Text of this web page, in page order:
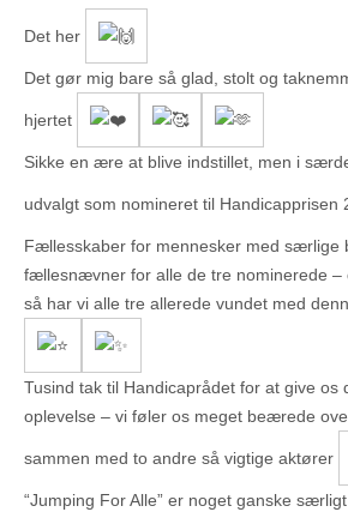
Det her
Det gør mig bare så glad, stolt og
hjertet
Sikke en ære at blive indstillet, men i
udvalgt som nomineret til Handicapprisen
Fællesskaber for mennesker med særlige
fællesnævner for alle de tre nominerede –
så har vi alle tre allerede vundet med
Tusind tak til Handicaprådet for at give os
oplevelse – vi føler os meget beærede
sammen med to andre så vigtige aktører
“Jumping For Alle” er noget ganske